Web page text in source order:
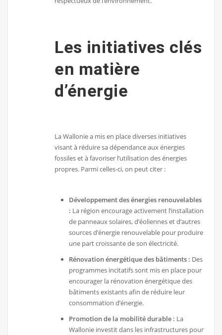
Les initiatives clés
en matière
d’énergie
La Wallonie a mis en place diverses initiatives
visant à réduire sa dépendance aux énergies
fossiles et à favoriser l’utilisation des énergies
propres. Parmi celles-ci, on peut citer :
Développement des énergies renouvelables
: La région encourage activement l’installation
de panneaux solaires, d’éoliennes et d’autres
sources d’énergie renouvelable pour produire
une part croissante de son électricité.
Rénovation énergétique des bâtiments : Des
programmes incitatifs sont mis en place pour
encourager la rénovation énergétique des
bâtiments existants afin de réduire leur
consommation d’énergie.
Promotion de la mobilité durable : La
Wallonie investit dans les infrastructures pour